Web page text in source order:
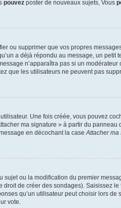
pouvez poster de nouveaux sujets, Vous
ou supprimer que vos propres
a déjà répondu au message, un petit
n’apparaîtra pas si un
que les utilisateurs ne peuvent pas
Une fois créée, vous pouvez
ma signature » à partir du panneau
en décochant la case Attacher ma
ou la modification du premier
de créer des sondages). Saisissez
qu’un utilisateur peut choisir lors
vote.